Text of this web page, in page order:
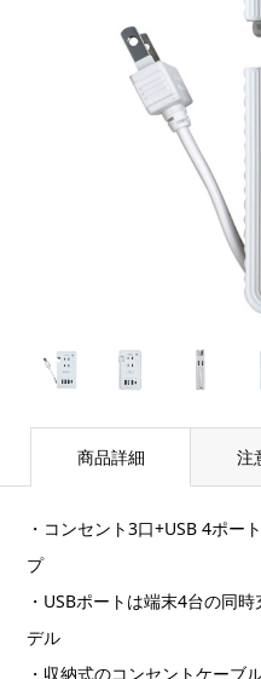
商品詳細 注
・コンセント3口+USB 4ポー
プ
・USBポートは端末4台の同
デル
・収納式のコンセントケーブ